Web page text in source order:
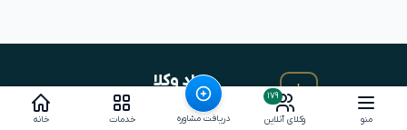
منو
۱۷۹
وکلای آنلاین
دریافت مشاوره خدمات خانه
بنیادِ وکلا
جستجو، بررسی و انتخابِ وکیل · از سال ۱۳۸۷